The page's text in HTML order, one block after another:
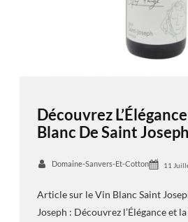
Découvrez
Blanc De Saint Joseph
Domaine-Sanvers-Et-Cotton 11
Article sur le Vin Blanc Saint
Joseph : Découvrez l’Élégance et